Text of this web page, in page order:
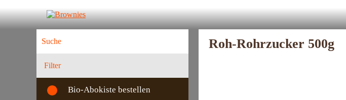
Filter
Bio-Abokiste bestellen
Roh-Rohrzucker 500g